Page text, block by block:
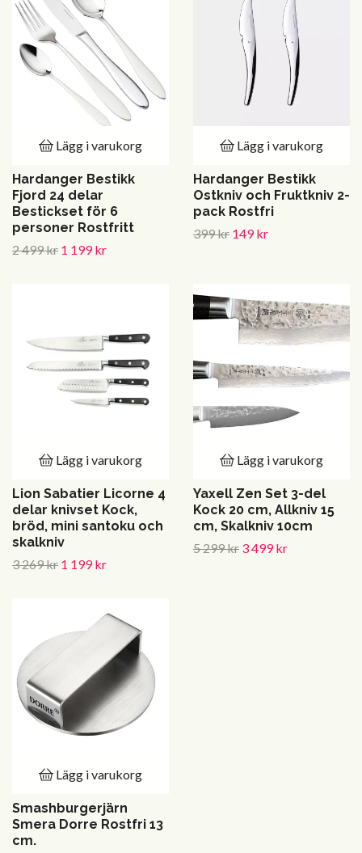
Lägg i varukorg
Hardanger Bestikk
Fjord 24 delar
Bestickset för 6
personer Rostfritt
2 499 kr 1 199 kr
Lägg i varukorg
Hardanger Bestikk
Ostkniv och Fruktkniv 2-
pack Rostfri
399 kr 149 kr
Lägg i varukorg
Lion Sabatier Licorne 4
delar knivset Kock,
bröd, mini santoku och
skalkniv
3 269 kr 1 199 kr
Lägg i varukorg
Yaxell Zen Set 3-del
Kock 20 cm, Allkniv 15
cm, Skalkniv 10cm
5 299 kr 3 499 kr
Lägg i varukorg
Smashburgerjärn
Smera Dorre Rostfri 13
cm.